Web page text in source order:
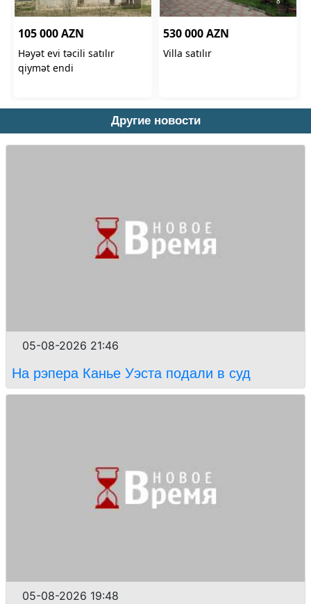
Другие новости
05-08-2026 21:46
На рэпера Канье Уэста подали в суд
05-08-2026 19:48